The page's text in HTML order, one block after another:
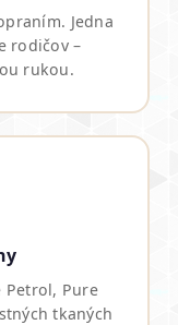
Jedna
rodičov –
rukou.
Petrol, Pure
tkaných